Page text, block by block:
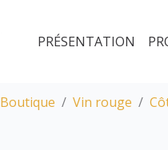
PRÉSENTATION
Boutique Vin rouge